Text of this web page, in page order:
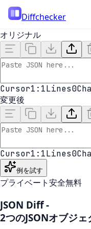
Diffchecker
オリジナル
Cursor1:1Lines0
変更後
Cursor1:1Lines0
例を試す
プライベート安全無料
JSON Diff-
2つのJSONオブジ